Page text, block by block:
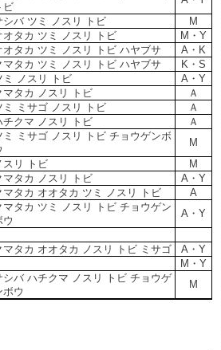
ビ
シバ ツミ ノスリ トビ
M
オタカ ツミ ノスリ トビ
M・Y
オタカ ツミ ノスリ トビ ハヤブサ
A・K
マタカ ツミ ノスリ トビ ハヤブサ
K・S
ミ ノスリ トビ
A・Y
マタカ ノスリ トビ
Ａ
ミ ミサゴ ノスリ トビ
Ａ
チクマ ノスリ トビ
Ａ
ミ ミサゴ ノスリ トビ チョウゲンボ
M
スリ トビ
M
マタカ ノスリ トビ
A・Y
マタカ オオタカ ツミ ノスリ トビ
A
マタカ ツミ ノスリ トビ チョウゲン
ウ
A・Y
マタカ オオタカ ノスリ トビ ミサゴ
A・Y
M・Y
シバ ハチクマ ノスリ トビ チョウゲ
ボウ
M